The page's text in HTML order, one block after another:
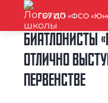
ГБУ ДО «ФСО
БИАТЛОНИСТЫ
ОТЛИЧНО
ПЕРВЕНСТВЕ